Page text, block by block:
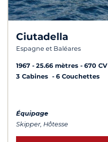
Ciutadella
Espagne et Baléares
1967 25.66 mètres
670 CV
3 Cabines
6 Couchettes
Équipage
Skipper, Hôtesse